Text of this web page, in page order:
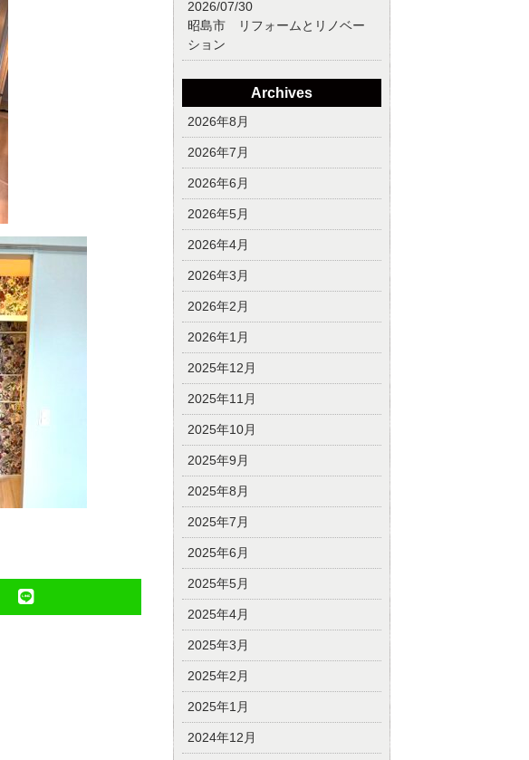
2026/07/30
昭島市 リフォームとリノベー
ション
Archives
2026年8月
2026年7月
2026年6月
2026年5月
2026年4月
2026年3月
2026年2月
2026年1月
2025年12月
2025年11月
2025年10月
2025年9月
2025年8月
2025年7月
2025年6月
2025年5月
2025年4月
2025年3月
2025年2月
2025年1月
2024年12月